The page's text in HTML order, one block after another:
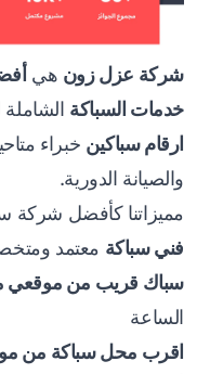
شركة عزل زون هي
خدمات السباكة
ارقام سباكين
والصيانة الدورية.
مميزاتنا كأفضل شركة
فني سباكة معتمد
سباك قريب من موقعي
الساعة
اقرب محل سباكة من